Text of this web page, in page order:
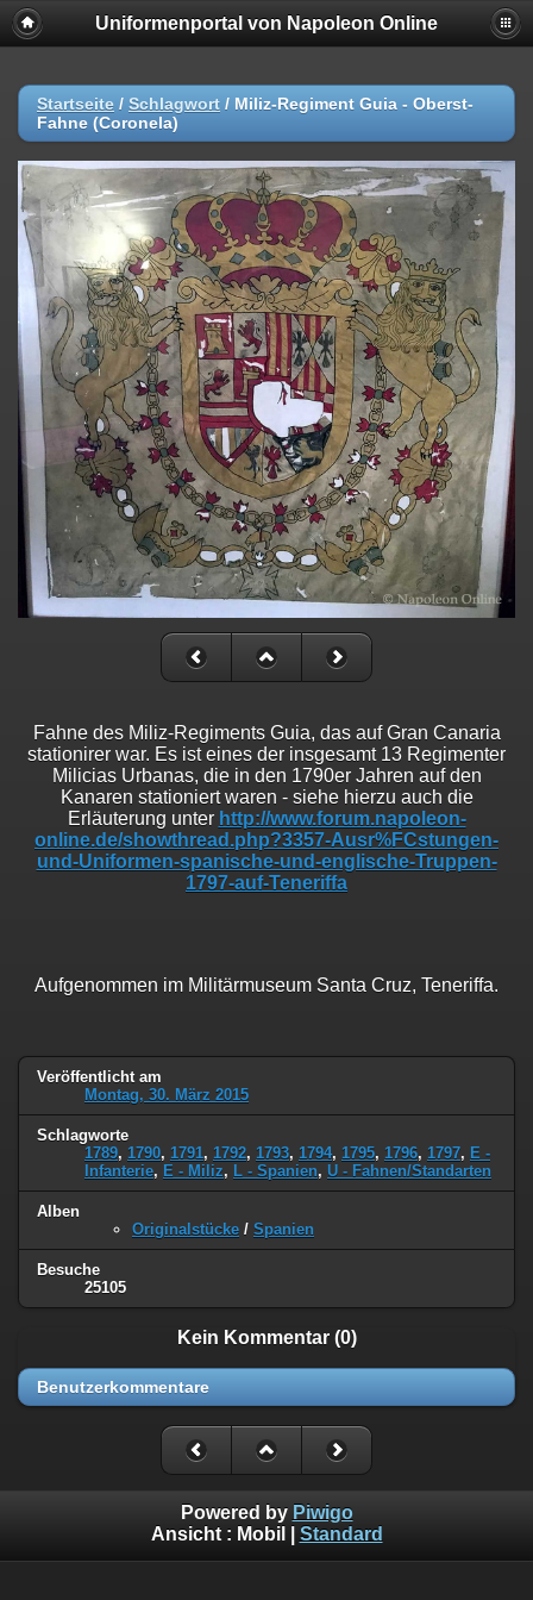
Uniformenportal von Napoleon Online
Startseite / Schlagwort / Miliz-Regiment Guia - Oberst-
Fahne (Coronela)
Fahne des Miliz-Regiments Guia, das auf Gran Canaria
stationirer war. Es ist eines der insgesamt 13 Regimenter
Milicias Urbanas, die in den 1790er Jahren auf den
Kanaren stationiert waren - siehe hierzu auch die
Erläuterung unter http://www.forum.napoleon-
online.de/showthread.php?3357-Ausr%FCstungen-
und-Uniformen-spanische-und-englische-Truppen-
1797-auf-Teneriffa
Aufgenommen im Militärmuseum Santa Cruz, Teneriffa.
Veröffentlicht am
Montag, 30. März 2015
Schlagworte
1789, 1790, 1791, 1792, 1793, 1794, 1795, 1796, 1797, E -
Infanterie, E - Miliz, L - Spanien, U - Fahnen/Standarten
Alben
Originalstücke / Spanien
Besuche
25105
Kein Kommentar (0)
Benutzerkommentare
Powered by Piwigo
Ansicht : Mobil Standard